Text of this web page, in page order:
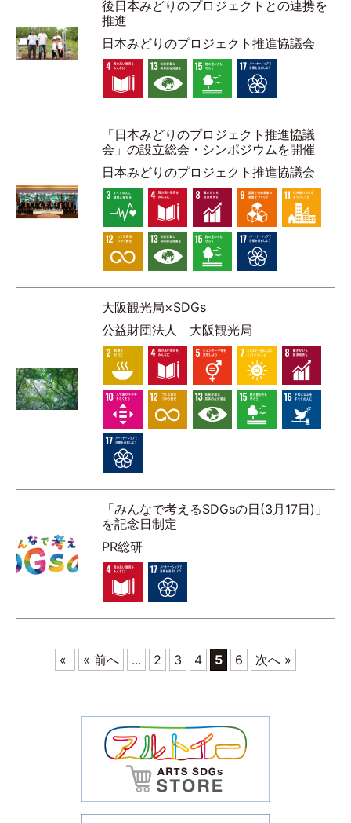
後日本みどりのプロジェクトとの連携を
推進
⽇本みどりのプロジェクト推進協議会
「日本みどりのプロジェクト推進協議
会」の設立総会・シンポジウムを開催
⽇本みどりのプロジェクト推進協議会
大阪観光局×SDGs
公益財団法人 大阪観光局
「みんなで考えるSDGsの日(3月17日)」
を記念日制定
PR総研
« « 前へ ... 2 3 4 5 6 次へ »